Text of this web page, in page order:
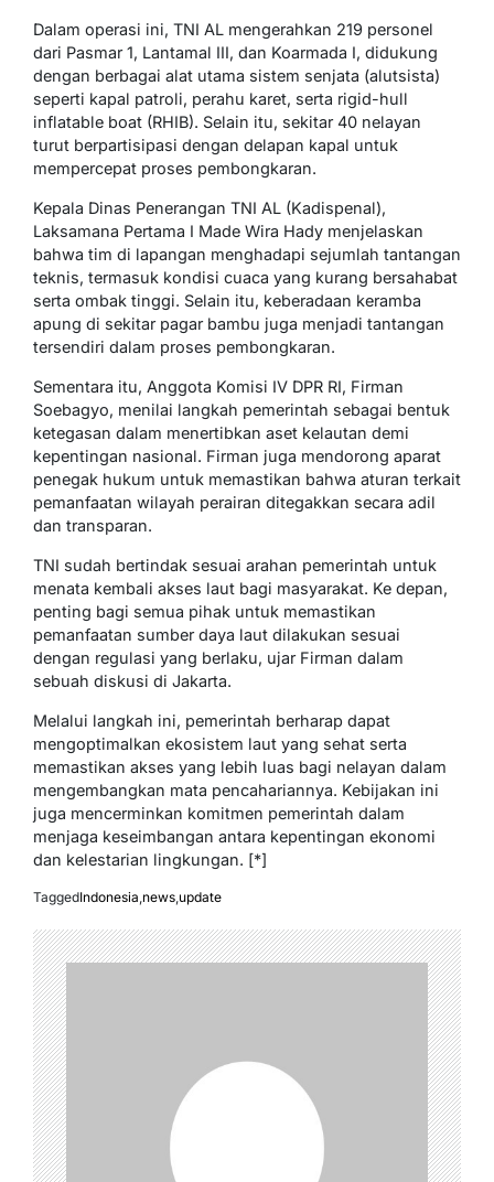
Dalam operasi ini, TNI AL mengerahkan 219 personel
dari Pasmar 1, Lantamal III, dan Koarmada I, didukung
dengan berbagai alat utama sistem senjata (alutsista)
seperti kapal patroli, perahu karet, serta rigid-hull
inflatable boat (RHIB). Selain itu, sekitar 40 nelayan
turut berpartisipasi dengan delapan kapal untuk
mempercepat proses pembongkaran.
Kepala Dinas Penerangan TNI AL (Kadispenal),
Laksamana Pertama I Made Wira Hady menjelaskan
bahwa tim di lapangan menghadapi sejumlah tantangan
teknis, termasuk kondisi cuaca yang kurang bersahabat
serta ombak tinggi. Selain itu, keberadaan keramba
apung di sekitar pagar bambu juga menjadi tantangan
tersendiri dalam proses pembongkaran.
Sementara itu, Anggota Komisi IV DPR RI, Firman
Soebagyo, menilai langkah pemerintah sebagai bentuk
ketegasan dalam menertibkan aset kelautan demi
kepentingan nasional. Firman juga mendorong aparat
penegak hukum untuk memastikan bahwa aturan terkait
pemanfaatan wilayah perairan ditegakkan secara adil
dan transparan.
TNI sudah bertindak sesuai arahan pemerintah untuk
menata kembali akses laut bagi masyarakat. Ke depan,
penting bagi semua pihak untuk memastikan
pemanfaatan sumber daya laut dilakukan sesuai
dengan regulasi yang berlaku, ujar Firman dalam
sebuah diskusi di Jakarta.
Melalui langkah ini, pemerintah berharap dapat
mengoptimalkan ekosistem laut yang sehat serta
memastikan akses yang lebih luas bagi nelayan dalam
mengembangkan mata pencahariannya. Kebijakan ini
juga mencerminkan komitmen pemerintah dalam
menjaga keseimbangan antara kepentingan ekonomi
dan kelestarian lingkungan. [*]
TaggedIndonesia news update